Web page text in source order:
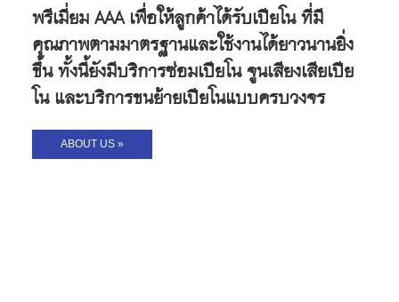
พรีเมี่ยม AAA เพื่อให้ลูกค้าได้รับเปียโน ที่มี
คุณภาพตามมาตรฐานและใช้งานได้ยาวนานยิ่ง
ขึ้น ทั้งนี้ยังมีบริการซ่อมเปียโน จูนเสียงเสียเปีย
โน และบริการขนย้ายเปียโนแบบครบวงจร
ABOUT US »